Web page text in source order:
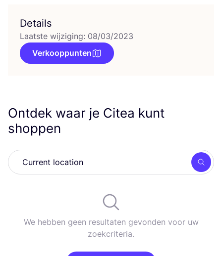
Details
Laatste wijziging: 08/03/2023
Verkooppunten
Ontdek waar je Citea kunt
shoppen
Zoek
We hebben geen resultaten gevonden voor uw
zoekcriteria.